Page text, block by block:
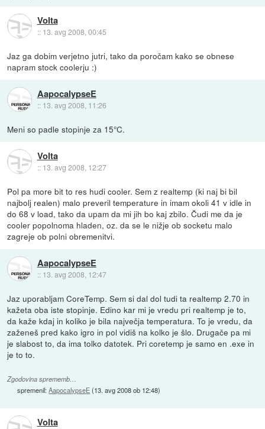
Volta
:: 13. avg 2008, 00:45
Jaz ga dobim verjetno jutri, tako da poročam kako se obnese
napram stock coolerju :)
AapocalypseE
:: 13. avg 2008, 11:26
Meni so padle stopinje za 15°C.
Volta
:: 13. avg 2008, 12:27
Pol pa more bit to res hudi cooler. Sem z realtemp (ki naj bi bil
najbolj realen) malo preveril temperature in imam okoli 41 v idle in
do 68 v load, tako da upam da mi jih bo kaj zbilo. Čudi me da je
cooler popolnoma hladen, oz. da se le nižje ob socketu malo
zagreje ob polni obremenitvi.
AapocalypseE
:: 13. avg 2008, 12:47
Jaz uporabljam CoreTemp. Sem si dal dol tudi ta realtemp 2.70 in
kažeta oba iste stopinje. Edino kar mi je vredu pri realtemp je to,
da kaže kdaj in koliko je bila največja temperatura. To je vredu, da
zaženeš pred kako igro in pol vidiš na kolko je šlo. Drugače pa mi
je slabost to, da ima tolko datotek. Pri coretemp je samo en .exe in
je to to.
Zgodovina sprememb…
spremenil:AapocalypseE(13. avg 2008 ob 12:48)
Volta